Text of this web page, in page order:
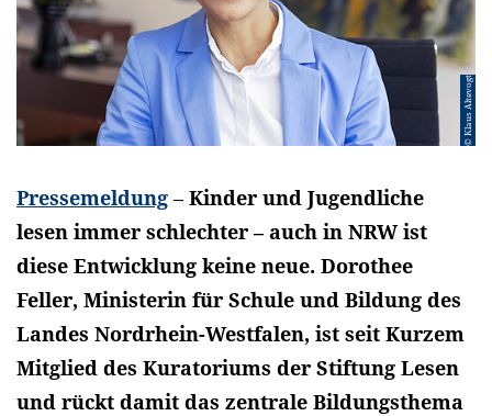
© Klaus Altevogt
Pressemeldung –Kinder und Jugendliche
lesen immer schlechter – auch in NRW ist
diese Entwicklung keine neue. Dorothee
Feller, Ministerin für Schule und Bildung des
Landes Nordrhein-Westfalen, ist seit Kurzem
Mitglied des Kuratoriums der Stiftung Lesen
und rückt damit das zentrale Bildungsthema